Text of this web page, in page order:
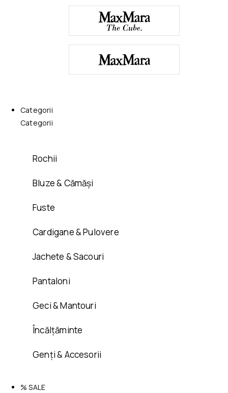
Categorii
Categorii
Rochii
Bluze & Cămăși
Fuste
Cardigane & Pulovere
Jachete & Sacouri
Pantaloni
Geci & Mantouri
Încălțăminte
Genți & Accesorii
% SALE